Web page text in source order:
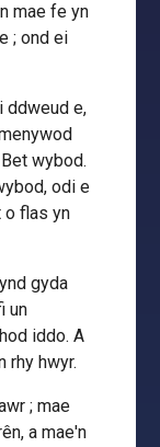
mae fe yn
; ond ei
ddweud e,
wybod.
odi e
o flas yn
gyda
un
iddo. A
rhy hwyr.
; mae
a mae'n